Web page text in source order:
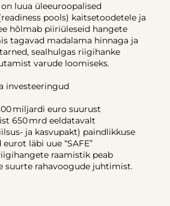
luua üleeuroopalised
pools) kaitsetoodetele ja
hõlmab piiriüleseid hangete
tagavad madalama hinnaga ja
sealhulgas riigihanke
varude loomiseks.
investeeringud
miljardi euro suurust
650 mrd eeldatavalt
ja kasvupakt) paindlikkuse
läbi uue “SAFE”
raamistik peab
suurte rahavoogude juhtimist.